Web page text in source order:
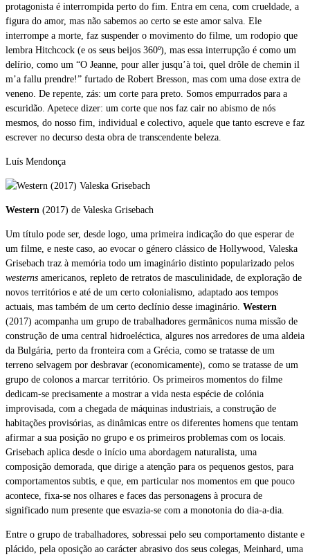
protagonista é interrompida perto do fim. Entra em cena, com crueldade, a
figura do amor, mas não sabemos ao certo se este amor salva. Ele
interrompe a morte, faz suspender o movimento do filme, um rodopio que
lembra Hitchcock (e os seus beijos 360º), mas essa interrupção é como um
delírio, como um “O Jeanne, pour aller jusqu’à toi, quel drôle de chemin il
m’a fallu prendre!” furtado de Robert Bresson, mas com uma dose extra de
veneno. De repente, zás: um corte para preto. Somos empurrados para a
escuridão. Apetece dizer: um corte que nos faz cair no abismo de nós
mesmos, do nosso fim, individual e colectivo, aquele que tanto escreve e faz
escrever no decurso desta obra de transcendente beleza.
Luís Mendonça
Western (2017) de Valeska Grisebach
Um título pode ser, desde logo, uma primeira indicação do que esperar de
um filme, e neste caso, ao evocar o género clássico de Hollywood, Valeska
Grisebach traz à memória todo um imaginário distinto popularizado pelos
westerns americanos, repleto de retratos de masculinidade, de exploração de
novos territórios e até de um certo colonialismo, adaptado aos tempos
actuais, mas também de um certo declínio desse imaginário. Western
(2017) acompanha um grupo de trabalhadores germânicos numa missão de
construção de uma central hidroeléctica, algures nos arredores de uma aldeia
da Bulgária, perto da fronteira com a Grécia, como se tratasse de um
terreno selvagem por desbravar (economicamente), como se tratasse de um
grupo de colonos a marcar território. Os primeiros momentos do filme
dedicam-se precisamente a mostrar a vida nesta espécie de colónia
improvisada, com a chegada de máquinas industriais, a construção de
habitações provisórias, as dinâmicas entre os diferentes homens que tentam
afirmar a sua posição no grupo e os primeiros problemas com os locais.
Grisebach aplica desde o início uma abordagem naturalista, uma
composição demorada, que dirige a atenção para os pequenos gestos, para
comportamentos subtis, e que, em particular nos momentos em que pouco
acontece, fixa-se nos olhares e faces das personagens à procura de
significado num presente que esvazia-se com a monotonia do dia-a-dia.
Entre o grupo de trabalhadores, sobressai pelo seu comportamento distante e
plácido, pela oposição ao carácter abrasivo dos seus colegas, Meinhard, uma